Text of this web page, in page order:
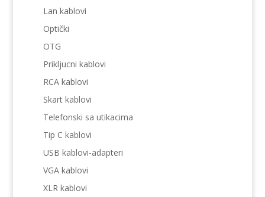
Lan kablovi
Optički
OTG
Prikljucni kablovi
RCA kablovi
Skart kablovi
Telefonski sa utikacima
Tip C kablovi
USB kablovi-adapteri
VGA kablovi
XLR kablovi